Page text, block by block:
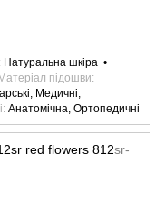
Натуральна шкіра
Матеріал підошви
Медичні,
Анатомічна, Ортопедичні